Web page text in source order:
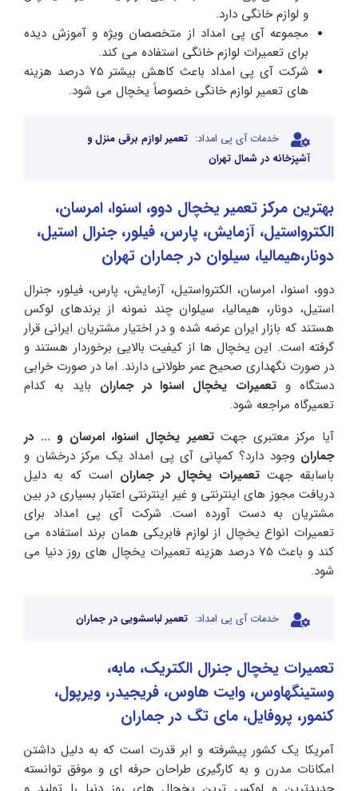
و لوازم خانگی دارد.
مجموعه آی پی امداد از متخصصان ویژه و آموزش دیده
برای تعمیرات لوازم خانگی استفاده می کند.
شرکت آی پی امداد باعث کاهش بیشتر 75 درصد هزینه
های تعمیر لوازم خانگی خصوصاً یخچال می شود.
خدمات آی پی امداد: تعمیر لوازم برقی منزل و
آشپزخانه در شمال تهران
بهترین مرکز تعمیر یخچال دوو، اسنوا، امرسان،
الکترواستیل، آزمایش، پارس، فیلور، جنرال استیل،
دونار،هیمالیا، سیلوان در جماران تهران
دوو، اسنوا، امرسان، الکترواستیل، آزمایش، پارس، فیلور، جنرال
استیل، دونار، هیمالیا، سیلوان چند نمونه از برندهای لوکس
هستند که بازار ایران عرضه شده و در اختیار مشتریان ایرانی قرار
گرفته است. این یخچال ها از کیفیت بالایی برخوردار هستند و
در صورت نگهداری صحیح عمر طولانی دارند. اما در صورت خرابی
دستگاه و تعمیرات یخچال اسنوا درجماران باید به کدام
تعمیرگاه مراجعه شود.
آیا مرکز معتبری جهتتعمیر یخچال اسنوا، امرسان و … در
جماران وجود دارد؟ کمپانی آی پی امداد یک مرکز درخشان و
باسابقه جهت تعمیرات یخچال در جماران است که به دلیل
دریافت مجوز های اینترنتی و غیر اینترنتی اعتبار بسیاری در بین
مشتریان به دست آورده است. شرکت آی پی امداد برای
تعمیرات انواع یخچال از لوازم فابریکی همان برند استفاده می
کند و باعث 75 درصد هزینه تعمیرات یخچال های روز دنیا می
شود.
خدمات آی پی امداد: تعمیر لباسشویی در جماران
تعمیرات یخچال جنرال الکتریک، مابه،
وستینگهاوس، وایت هاوس، فریجیدر، ویرپول،
کنمور، پروفایل، مای تگ در جماران
آمریکا یک کشور پیشرفته و ابر قدرت است که به دلیل داشتن
امکانات مدرن و به کارگیری طراحان حرفه ای و موفق توانسته